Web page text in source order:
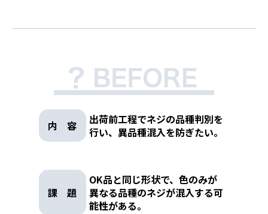
内 容
出荷前⼯程でネジの品種判別を
行い、異品種混入を防ぎたい。
課 題
OK品と同じ形状で、色のみが
異なる品種のネジが混入する可
能性がある。